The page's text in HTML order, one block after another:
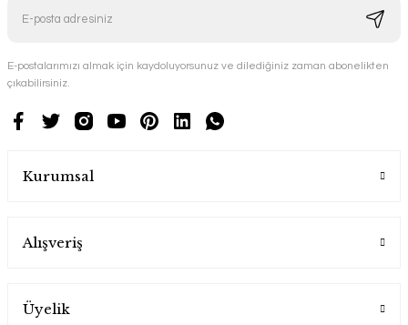
E-postalarımızı almak için kaydoluyorsunuz ve dilediğiniz zaman abonelikten
çıkabilirsiniz.
Kurumsal
Alışveriş
Üyelik